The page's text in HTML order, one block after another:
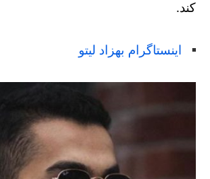
کند.
اینستاگرام بهزاد لیتو